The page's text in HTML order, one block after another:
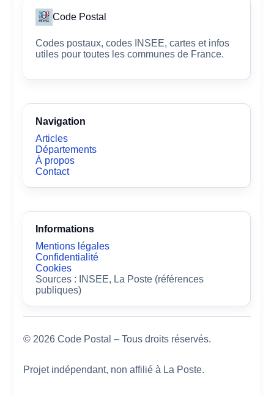
Code Postal
Codes postaux, codes INSEE, cartes et infos
utiles pour toutes les communes de France.
Navigation
Articles
Départements
À propos
Contact
Informations
Mentions légales
Confidentialité
Cookies
Sources : INSEE, La Poste (références
publiques)
© 2026 Code Postal – Tous droits réservés.
Projet indépendant, non affilié à La Poste.